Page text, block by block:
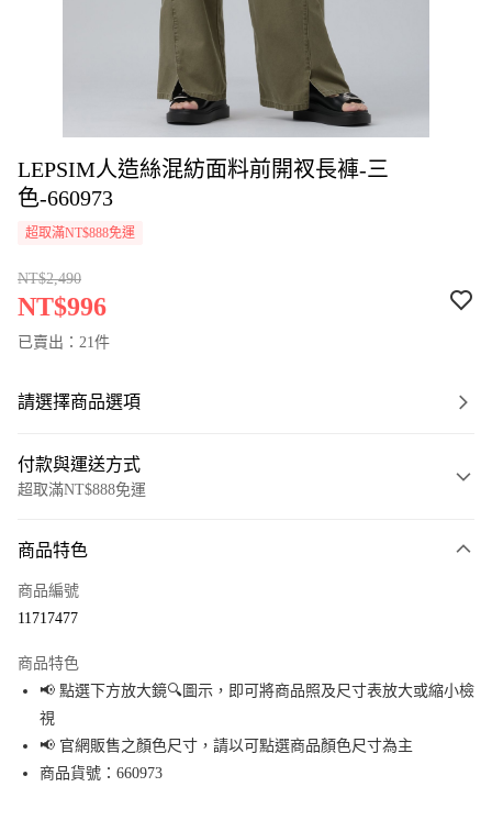
LEPSIM人造絲混紡面料前開衩長褲-三
色-660973
超取滿NT$888免運
NT$2,490
NT$996
已賣出：21件
請選擇商品選項
付款與運送方式
超取滿NT$888免運
信用卡一次付款
Apple Pay
街口支付
悠遊付
商品特色
商品編號
11717477
商品特色
📢 點選下方放大鏡🔍圖示，即可將商品照及尺寸表放大或縮小檢
視
📢 官網販售之顏色尺寸，請以可點選商品顏色尺寸為主
商品貨號：660973